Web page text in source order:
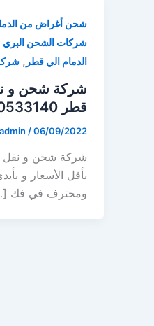
شحن أغراض من
شركات الشحن البري
الدمام الي قطر ,
شركة شحن و
قطر 0560533140
admin /06/09/2022
شركة شحن و نقل
بأقل الأسعار و
ومحترف في فك